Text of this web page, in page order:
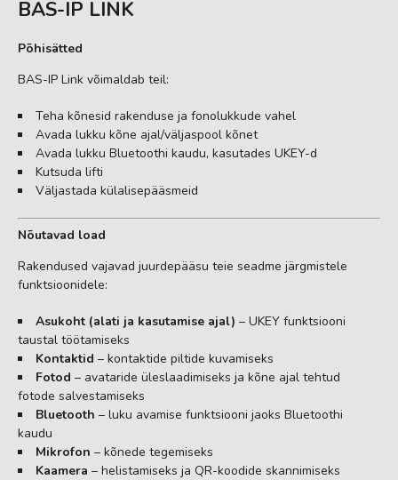
BAS-IP LINK
Põhisätted
BAS-IP Link võimaldab teil:
Teha kõnesid rakenduse ja fonolukkude vahel
Avada lukku kõne ajal/väljaspool kõnet
Avada lukku Bluetoothi kaudu, kasutades UKEY-d
Kutsuda lifti
Väljastada külalisepääsmeid
Nõutavad load
Rakendused vajavad juurdepääsu teie seadme järgmistele
funktsioonidele:
Asukoht (alati ja kasutamise ajal) – UKEY funktsiooni
taustal töötamiseks
Kontaktid – kontaktide piltide kuvamiseks
Fotod – avataride üleslaadimiseks ja kõne ajal tehtud
fotode salvestamiseks
Bluetooth – luku avamise funktsiooni jaoks Bluetoothi
kaudu
Mikrofon – kõnede tegemiseks
Kaamera – helistamiseks ja QR-koodide skannimiseks